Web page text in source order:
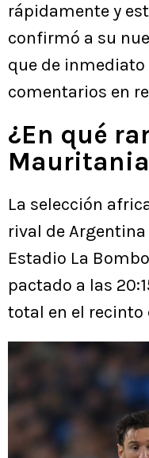
rápidamente y
confirmó a su
que de
comentarios en
¿En qué
La selección
rival de Argentina
Estadio La
pactado a las
total en el recinto